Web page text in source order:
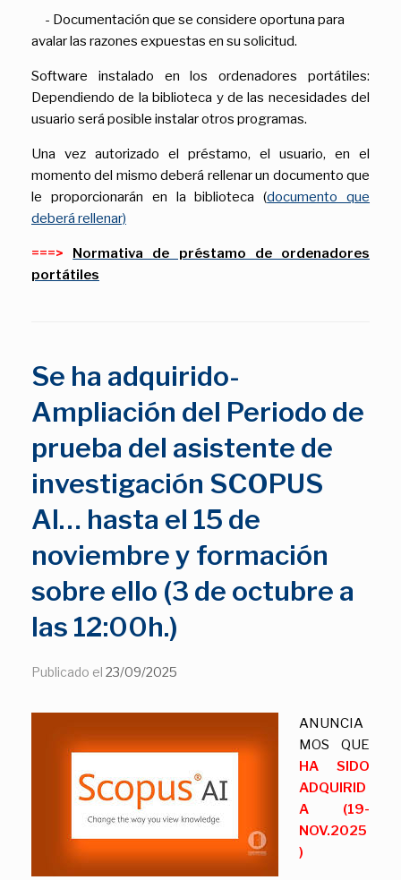
- Documentación que se considere oportuna para
avalar las razones expuestas en su solicitud.
Software instalado en los ordenadores portátiles:
Dependiendo de la biblioteca y de las necesidades del
usuario será posible instalar otros programas.
Una vez autorizado el préstamo, el usuario, en el
momento del mismo deberá rellenar un documento que
le proporcionarán en la biblioteca (documento que
deberá rellenar)
===> Normativa de préstamo de ordenadores
portátiles
Se ha adquirido-
Ampliación del Periodo de
prueba del asistente de
investigación SCOPUS
AI… hasta el 15 de
noviembre y formación
sobre ello (3 de octubre a
las 12:00h.)
Publicado el 23/09/2025
ANUNCIA
MOS QUE
HA SIDO
ADQUIRID
A (19-
NOV.2025
)